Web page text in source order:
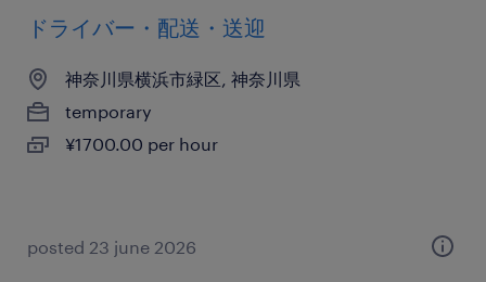
ドライバー・配送・送迎
神奈川県横浜市緑区, 神奈川県
temporary
¥1700.00 per hour
posted 23 june 2026